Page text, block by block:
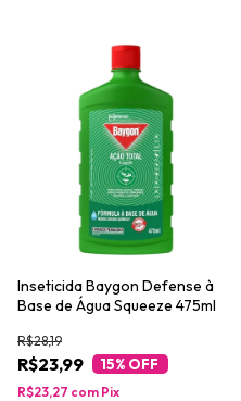
Inseticida Baygon Defense à
Base de Água Squeeze 475ml
R$23,99
R$28,19
15% OFF
R$23,27 com Pix